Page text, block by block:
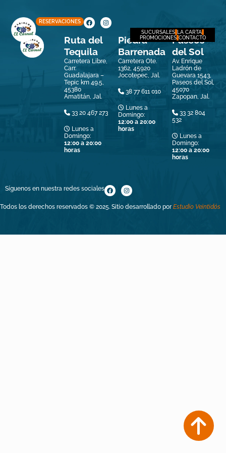
RESERVACIONES
SUCURSALES LA CARTA
PROMOCIONES CONTACTO
Ruta del
Tequila
Carretera Libre,
Carr.
Guadalajara –
Tepic km 49.5,
45380
Amatitán, Jal.
33 20 467 273
Lunes a
Domingo:
12:00 a 20:00
horas
Piedra
Barrenada
Carretera Ote.
1362, 45920
Jocotepec, Jal.
38 77 611 010
Lunes a
Domingo:
12:00 a 20:00
horas
Paseos
del Sol
Av. Enrique
Ladrón de
Guevara 1543,
Paseos del Sol,
45070
Zapopan, Jal.
33 32 804
532
Lunes a
Domingo:
12:00 a 20:00
horas
Síguenos en nuestra redes sociales
Todos los derechos reservados © 2025. Sitio desarrollado porEstudio Veintidós